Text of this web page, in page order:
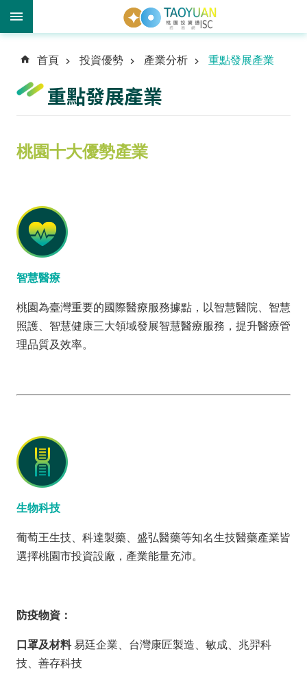
階
尋
訊
投
優
投
資
商
服
投
首
頁
導
經
首頁 投資優勢 產業分析 重點發展產業
重點發展產業
桃園十大優勢產業
智慧醫療
桃園為臺灣重要的國際醫療服務據點，以智慧醫院、智慧
照護、智慧健康三大領域發展智慧醫療服務，提升醫療管
理品質及效率。
生物科技
葡萄王生技、科達製藥、盛弘醫藥等知名生技醫藥產業皆
選擇桃園市投資設廠，產業能量充沛。
防疫物資：
口罩及材料易廷企業、台灣康匠製造、敏成、兆羿科
技、善存科技